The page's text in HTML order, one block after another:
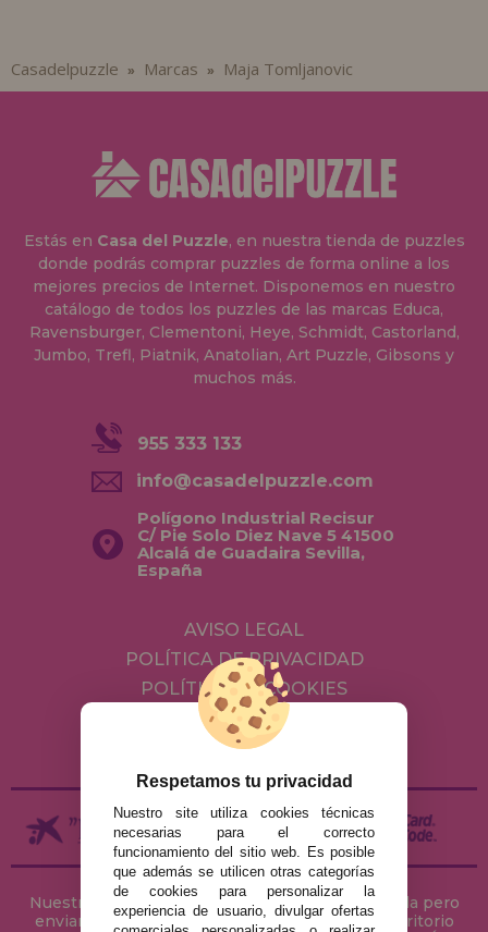
Casadelpuzzle » Marcas » Maja Tomljanovic
Estás en Casa del Puzzle, en nuestra tienda de puzzles
donde podrás comprar puzzles de forma online a los
mejores precios de Internet. Disponemos en nuestro
catálogo de todos los puzzles de las marcas Educa,
Ravensburger, Clementoni, Heye, Schmidt, Castorland,
Jumbo, Trefl, Piatnik, Anatolian, Art Puzzle, Gibsons y
muchos más.
955 333 133
info@casadelpuzzle.com
Polígono Industrial Recisur
C/ Pie Solo Diez Nave 5 41500
Alcalá de Guadaira Sevilla,
España
AVISO LEGAL
POLÍTICA DE PRIVACIDAD
POLÍTICA DE COOKIES
ENVÍOS Y DEVOLUCIONES
DEVOLUCIONES / DESISTIMIENTO
Nuestra tienda de puzzles está ubicada en Sevilla pero
enviamos tus puzzles a cualquier ciudad del territorio
Respetamos tu privacidad
Nuestro site utiliza cookies técnicas
necesarias para el correcto
funcionamiento del sitio web. Es posible
que además se utilicen otras categorías
de cookies para personalizar la
experiencia de usuario, divulgar ofertas